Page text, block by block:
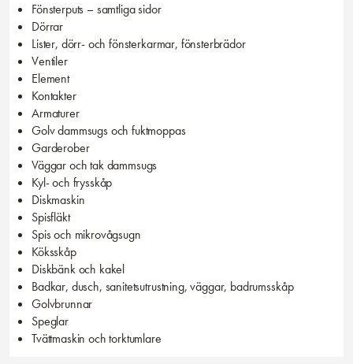
Fönsterputs – samtliga sidor
Dörrar
Lister, dörr- och fönsterkarmar, fönsterbrädor
Ventiler
Element
Kontakter
Armaturer
Golv dammsugs och fuktmoppas
Garderober
Väggar och tak dammsugs
Kyl- och frysskåp
Diskmaskin
Spisfläkt
Spis och mikrovågsugn
Köksskåp
Diskbänk och kakel
Badkar, dusch, sanitetsutrustning, väggar, badrumsskåp
Golvbrunnar
Speglar
Tvättmaskin och torktumlare